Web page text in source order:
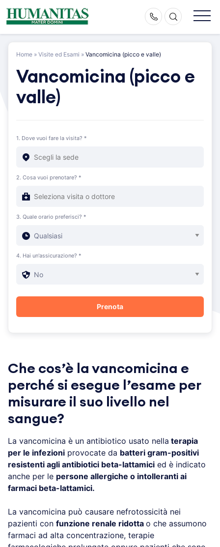
Skip
to
Home » Visite ed Esami » Vancomicina (picco e valle)
Vancomicina (picco e
valle)
1. Dove vuoi fare la visita? *
2. Cosa vuoi prenotare? *
3. Quale orario preferisci? *
4. Hai un'assicurazione? *
Che cos’è la vancomicina e
perché si esegue l’esame per
misurare il suo livello nel
sangue?
La vancomicina è un antibiotico usato nella terapia
per le infezioni provocate da batteri gram-positivi
resistenti agli antibiotici beta-lattamici ed è indicato
anche per le persone allergiche o intolleranti ai
farmaci beta-lattamici.
La vancomicina può causare nefrotossicità nei
pazienti con funzione renale ridotta o che assumono
farmaci ad alta concentrazione, terapie